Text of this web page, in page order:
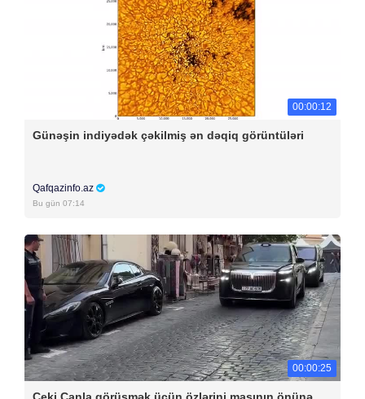
00:00:12
Günəşin indiyədək çəkilmiş ən dəqiq görüntüləri
Qafqazinfo.az
Bu gün 07:14
00:00:25